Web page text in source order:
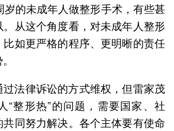
岁的未成年人做整形手术，有些甚
从这个角度看，对未成年人整形
如更严格的程序、更明晰的责任
法律诉讼的方式维权，但雷家茂
“整形热”的问题，需要国家、社
同努力解决。各个主体要有使命